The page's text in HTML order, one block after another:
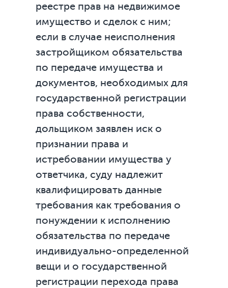
реестре прав на недвижимое
имущество и сделок с ним;
если в случае неисполнения
застройщиком обязательства
по передаче имущества и
документов, необходимых для
государственной регистрации
права собственности,
дольщиком заявлен иск о
признании права и
истребовании имущества у
ответчика, суду надлежит
квалифицировать данные
требования как требования о
понуждении к исполнению
обязательства по передаче
индивидуально-определенной
вещи и о государственной
регистрации перехода права